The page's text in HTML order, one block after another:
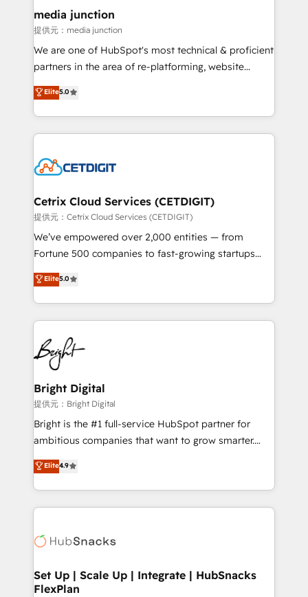
Mexico, USA, and Portugal—we've executed over a
hundred successful operations. Our approach,
rooted in RevOps principles, integrates analysis,
training, planning, and qualification. Leveraging
inbound marketing tactics, we focus on
understanding, nurturing, and converting leads.
competitive market.
media junction
提供元：media junction
We are one of HubSpot's most technical & proficient
partners in the area of re-platforming, website
design & development. We specialize in multi-hub
implementations for mid-market & enterprise
companies. We are woman-owned, powered by
coffee, and we ❤️ dogs. We produce award-winning
Impact Award 🏆2022 Technical Expertise Impact
Award 🏆2020 Elite Solutions Partner 🏆2019
Integrations HubSpot Impact Award 🏆2019
Marketing Enablement HubSpot Impact Award 🏆
2018 Website Design HubSpot Impact Award 🏆2017
Growth-Driven Design Agency of the Year 🏆2016
Sales Enablement HubSpot Impact Award 🏆2015
HubSpot COS Performance Award 🏆2014 HubSpot
COS Design Award 🏆2013 HubSpot Marketplace
Partner 📆Founded in 1997
Elite5.0
Cetrix Cloud Services (CETDIGIT)
提供元：Cetrix Cloud Services (CETDIGIT)
We’ve empowered over 2,000 entities — from
Fortune 500 companies to fast-growing startups
and nonprofits — to streamline operations, scale
revenue, and unlock the full potential of HubSpot.
With deep technical and industry expertise, we fuse
automation, integration, and AI innovation to deliver
lasting impact. We specialize in: • Turnkey and end-
to-end HubSpot implementations • Onboarding for
Sales, Service, Marketing & Content Hubs • AI voice
and chat agents, predictive automation, and smart
workflows • Salesforce + HubSpot integration •
RevOps and AI-driven sales enablement • Website
design and CMS development • ERP integration: SAP,
and CRM migration from any platform •
Client/member portals built on HubSpot • Custom
WooCommerce, BuilderTrend, and more Experience
the difference — reach out to see how AI + HubSpot
Elite5.0
Bright Digital
提供元：Bright Digital
Bright is the #1 full-service HubSpot partner for
ambitious companies that want to grow smarter.
From HubSpot onboarding, to training, from
developing a new website to lead generation and
digital marketing; we do it all (and with great
results)! In short, our services include: - HubSpot
HubSpot development: websites, custom modules,
marketing, advertising, campaigns, content and
design We connect people, data and technology to
Elite4.9
Set Up | Scale Up | Integrate | HubSnacks
FlexPlan